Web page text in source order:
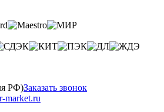
РФ)Заказать звонок
market.ru